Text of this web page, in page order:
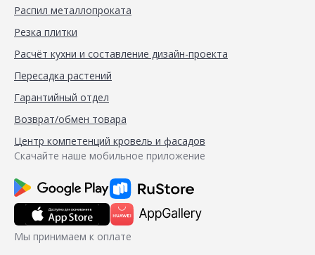
Распил металлопроката
Резка плитки
Расчёт кухни и составление дизайн-проекта
Пересадка растений
Гарантийный отдел
Возврат/обмен товара
Центр компетенций кровель и фасадов
Скачайте наше мобильное приложение
Мы принимаем к оплате